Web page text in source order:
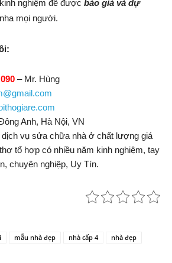
nghiệm để được báo giá và dự
nha mọi người.
– Mr. Hùng
Anh, Hà Nội, VN
vụ sửa chữa nhà ở chất lượng giá
tổ hợp có nhiều năm kinh nghiệm, tay
chuyên nghiệp, Uy Tín.
mẫu nhà đẹp nhà cấp 4 nhà đẹp